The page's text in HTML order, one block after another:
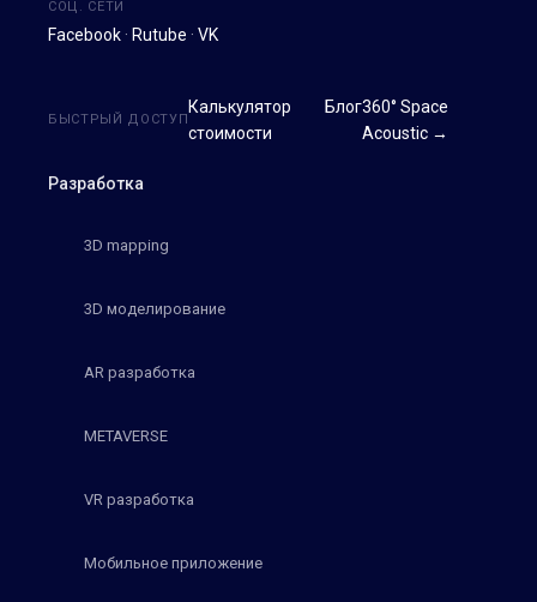
СОЦ. СЕТИ
Facebook · Rutube · VK
Разработка
3D mapping
3D моделирование
AR разработка
METAVERSE
VR разработка
Мобильное приложение
БЫСТРЫЙ ДОСТУП
Калькулятор
стоимости
Блог360° Space
Acoustic →